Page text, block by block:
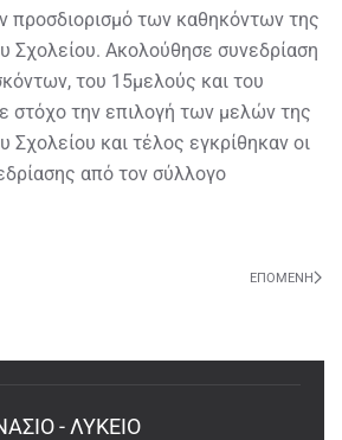
προσδιορισμό των καθηκόντων της
Σχολείου. Ακολούθησε συνεδρίαση
του 15μελούς και του
στόχο την επιλογή των μελών της
Σχολείου και τέλος εγκρίθηκαν οι
από τον σύλλογο
ΕΠΌΜΕΝΗ
- ΛΥΚΕΙΟ